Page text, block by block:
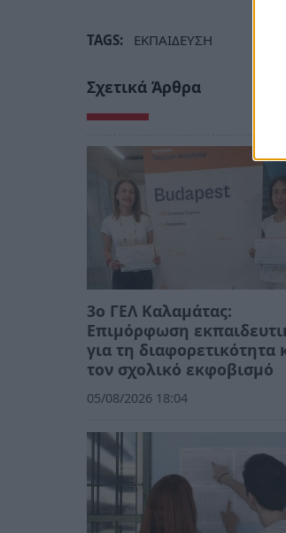
TAGS: ΕΚΠΑΙΔΕΥΣΗ
Σχετικά Άρθρα
3ο ΓΕΛ Καλαμάτας:
Επιμόρφωση
για τη διαφορετικότητα
τον σχολικό εκφοβισμό
05/08/2026 18:04